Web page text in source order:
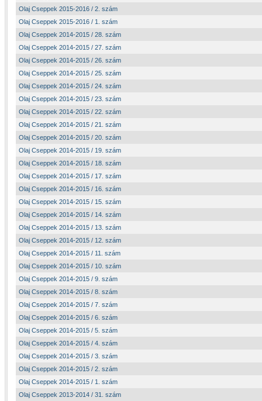
Olaj Cseppek 2015-2016 / 2. szám
Olaj Cseppek 2015-2016 / 1. szám
Olaj Cseppek 2014-2015 / 28. szám
Olaj Cseppek 2014-2015 / 27. szám
Olaj Cseppek 2014-2015 / 26. szám
Olaj Cseppek 2014-2015 / 25. szám
Olaj Cseppek 2014-2015 / 24. szám
Olaj Cseppek 2014-2015 / 23. szám
Olaj Cseppek 2014-2015 / 22. szám
Olaj Cseppek 2014-2015 / 21. szám
Olaj Cseppek 2014-2015 / 20. szám
Olaj Cseppek 2014-2015 / 19. szám
Olaj Cseppek 2014-2015 / 18. szám
Olaj Cseppek 2014-2015 / 17. szám
Olaj Cseppek 2014-2015 / 16. szám
Olaj Cseppek 2014-2015 / 15. szám
Olaj Cseppek 2014-2015 / 14. szám
Olaj Cseppek 2014-2015 / 13. szám
Olaj Cseppek 2014-2015 / 12. szám
Olaj Cseppek 2014-2015 / 11. szám
Olaj Cseppek 2014-2015 / 10. szám
Olaj Cseppek 2014-2015 / 9. szám
Olaj Cseppek 2014-2015 / 8. szám
Olaj Cseppek 2014-2015 / 7. szám
Olaj Cseppek 2014-2015 / 6. szám
Olaj Cseppek 2014-2015 / 5. szám
Olaj Cseppek 2014-2015 / 4. szám
Olaj Cseppek 2014-2015 / 3. szám
Olaj Cseppek 2014-2015 / 2. szám
Olaj Cseppek 2014-2015 / 1. szám
Olaj Cseppek 2013-2014 / 31. szám